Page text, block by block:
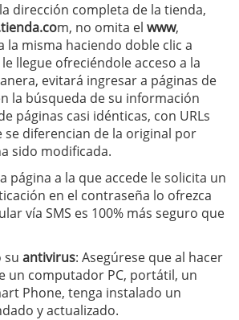
dirección completa de la tienda,
m, no omita el www,
la misma haciendo doble clic a
llegue ofreciéndole acceso a la
evitará ingresar a páginas de
la búsqueda de su información
páginas casi idénticas, con URLs
se diferencian de la original por
sido modificada.
página a la que accede le solicita un
en el contraseña lo ofrezca
vía SMS es 100% más seguro que
su antivirus: Asegúrese que al hacer
un computador PC, portátil, un
Phone, tenga instalado un
y actualizado.